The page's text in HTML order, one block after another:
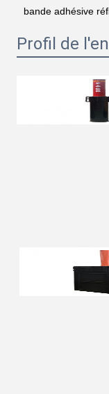
bande adhésive
Profil de